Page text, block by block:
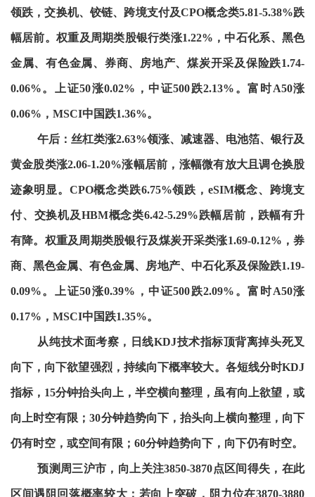
领跌，交换机、铰链、跨境支付及CPO概念类5.81-5.38%跌
幅居前。权重及周期类股银行类涨1.22%，中石化系、黑色
金属、有色金属、券商、房地产、煤炭开采及保险跌1.74-
0.06%。上证50涨0.02%，中证500跌2.13%。富时A50涨
0.06%，MSCI中国跌1.36%。
午后：丝杠类涨2.63%领涨、减速器、电池箔、银行及
黄金股类涨2.06-1.20%涨幅居前，涨幅微有放大且调仓换股
迹象明显。CPO概念类跌6.75%领跌，eSIM概念、跨境支
付、交换机及HBM概念类6.42-5.29%跌幅居前，跌幅有升
有降。权重及周期类股银行及煤炭开采类涨1.69-0.12%，券
商、黑色金属、有色金属、房地产、中石化系及保险跌1.19-
0.09%。上证50涨0.39%，中证500跌2.09%。富时A50涨
0.17%，MSCI中国跌1.35%。
从纯技术面考察，日线KDJ技术指标顶背离掉头死叉
向下，向下欲望强烈，持续向下概率较大。各短线分时KDJ
指标，15分钟抬头向上，半空横向整理，虽有向上欲望，或
向上时空有限；30分钟趋势向下，抬头向上横向整理，向下
仍有时空，或空间有限；60分钟趋势向下，向下仍有时空。
预测周三沪市，向上关注3850-3870点区间得失，在此
区间遇阻回落概率较大；若向上突破，阻力位在3870-3880